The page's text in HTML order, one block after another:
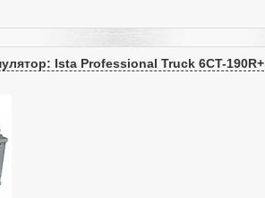
Ista Professional Truck 6CT-190R+